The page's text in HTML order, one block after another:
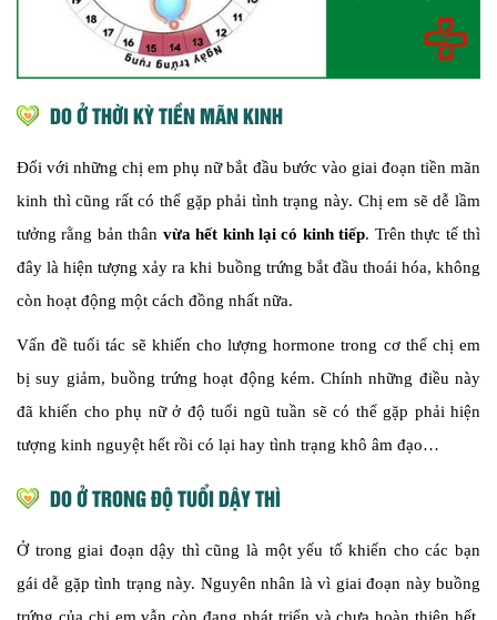
DO Ở THỜI KỲ TIỀN MÃN KINH
Đối với những chị em phụ nữ bắt đầu bước vào giai đoạn tiền mãn
kinh thì cũng rất có thể gặp phải tình trạng này. Chị em sẽ dễ lầm
tưởng rằng bản thân vừa hết kinh lại có kinh tiếp. Trên thực tế thì
đây là hiện tượng xảy ra khi buồng trứng bắt đầu thoái hóa, không
còn hoạt động một cách đồng nhất nữa.
Vấn đề tuổi tác sẽ khiến cho lượng hormone trong cơ thể chị em
bị suy giảm, buồng trứng hoạt động kém. Chính những điều này
đã khiến cho phụ nữ ở độ tuổi ngũ tuần sẽ có thể gặp phải hiện
tượng kinh nguyệt hết rồi có lại hay tình trạng khô âm đạo…
DO Ở TRONG ĐỘ TUỔI DẬY THÌ
Ở trong giai đoạn dậy thì cũng là một yếu tố khiến cho các bạn
gái dễ gặp tình trạng này. Nguyên nhân là vì giai đoạn này buồng
trứng của chị em vẫn còn đang phát triển và chưa hoàn thiện hết.